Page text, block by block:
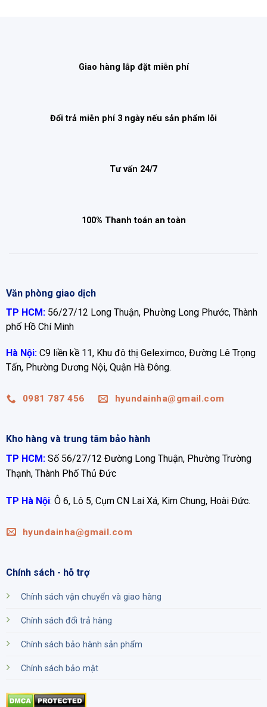
Giao hàng lắp đặt miễn phí
Đổi trả miễn phí 3 ngày nếu sản phẩm lỗi
Tư vấn 24/7
100% Thanh toán an toàn
Văn phòng giao dịch
TP HCM: 56/27/12 Long Thuận, Phường Long Phước, Thành
phố Hồ Chí Minh
Hà Nội:C9 liền kề 11, Khu đô thị Geleximco, Đường Lê Trọng
Tấn, Phường Dương Nội, Quận Hà Đông.
0981 787 456 hyundainha@gmail.com
Kho hàng và trung tâm bảo hành
TP HCM: Số 56/27/12 Đường Long Thuận, Phường Trường
Thạnh, Thành Phố Thủ Đức
TP Hà Nội: Ô 6, Lô 5, Cụm CN Lai Xá, Kim Chung, Hoài Đức.
hyundainha@gmail.com
Chính sách - hỗ trợ
Chính sách vận chuyển và giao hàng
Chính sách đổi trả hàng
Chính sách bảo hành sản phẩm
Chính sách bảo mật